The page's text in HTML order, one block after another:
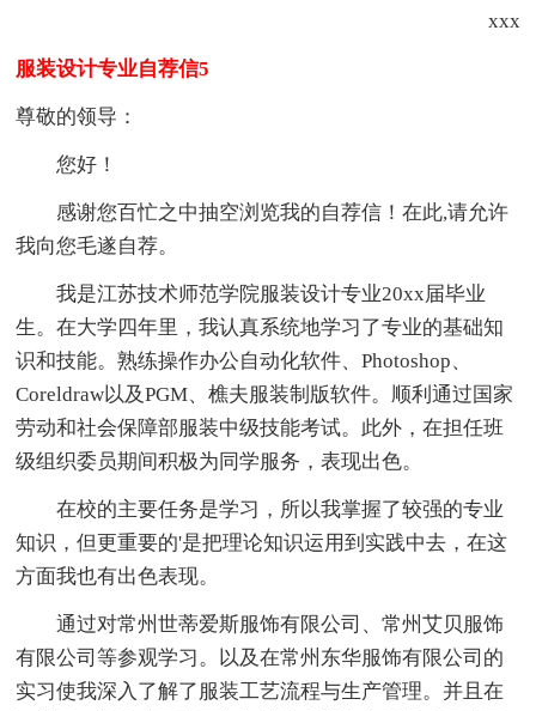
xxx
服装设计专业自荐信5
尊敬的领导：
您好！
感谢您百忙之中抽空浏览我的自荐信！在此,请允许
我向您毛遂自荐。
我是江苏技术师范学院服装设计专业20xx届毕业
生。在大学四年里，我认真系统地学习了专业的基础知
识和技能。熟练操作办公自动化软件、Photoshop、
Coreldraw以及PGM、樵夫服装制版软件。顺利通过国家
劳动和社会保障部服装中级技能考试。此外，在担任班
级组织委员期间积极为同学服务，表现出色。
在校的主要任务是学习，所以我掌握了较强的专业
知识，但更重要的'是把理论知识运用到实践中去，在这
方面我也有出色表现。
通过对常州世蒂爱斯服饰有限公司、常州艾贝服饰
有限公司等参观学习。以及在常州东华服饰有限公司的
实习使我深入了解了服装工艺流程与生产管理。并且在